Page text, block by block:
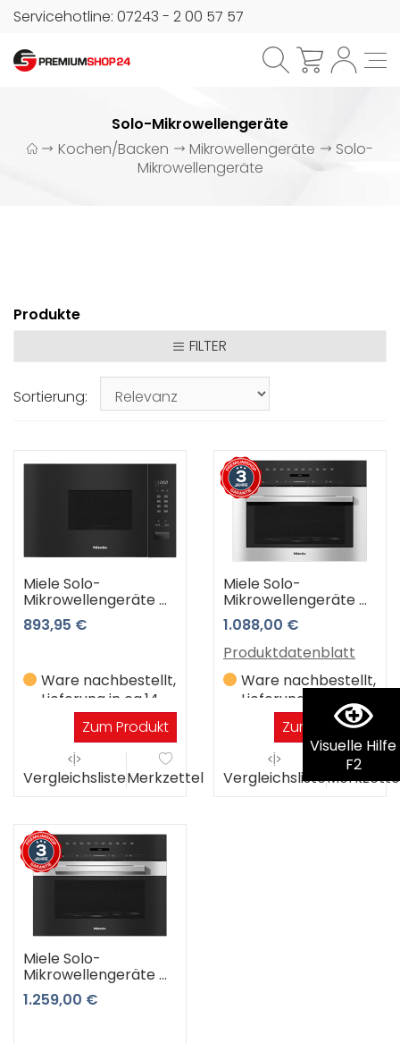
Visuelle Hilfe
F2
Servicehotline: 07243 - 2 00 57 57
Solo-Mikrowellengeräte
Kochen/Backen
Mikrowellengeräte
Solo-
Mikrowellengeräte
Produkte
FILTER
Sortierung:
Miele Solo-
Mikrowellengeräte M
2230 SC obsw
(obsidianschwarz)
893,95 €
Ware nachbestellt,
Lieferung in ca.14
Werktagen
Zum Produkt
VergleichslisteMerkzettel
Miele Solo-
Mikrowellengeräte M
7140 TC edcs 3 Jahre
Premiumshop
Garantie
1.088,00 €
Produktdatenblatt
Ware nachbestellt,
Lieferung in ca.14
WerktagenZum Produkt
Vergleichsliste
Miele Solo-
Mikrowellengeräte M
7240 TC edcs
(Edelstahl) 3 Jahre
1.259,00 €